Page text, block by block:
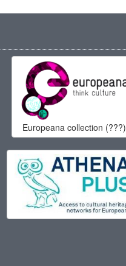
Europeana collection (???)